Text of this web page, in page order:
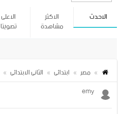
الاحدث الاكثر
مشاهدة
الاعلى
تصويتا
مصر ابتدائى الثانى الابتدائى
emy